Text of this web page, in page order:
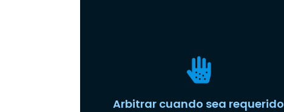
Arbitrar cuando sea requerido